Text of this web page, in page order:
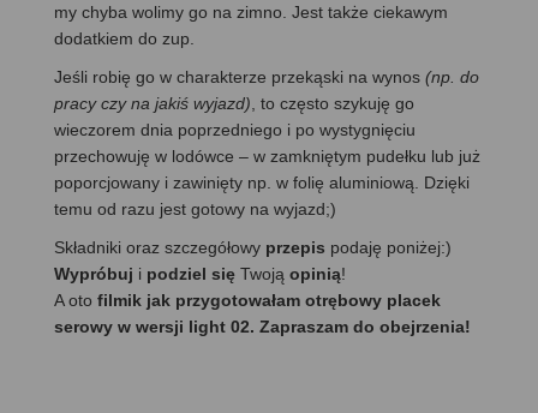
my chyba wolimy go na zimno. Jest także ciekawym
dodatkiem do zup.
Jeśli robię go w charakterze przekąski na wynos (np. do
pracy czy na jakiś wyjazd) , to często szykuję go
wieczorem dnia poprzedniego i po wystygnięciu
przechowuję w lodówce – w zamkniętym pudełku lub już
poporcjowany i zawinięty np. w folię aluminiową. Dzięki
temu od razu jest gotowy na wyjazd;)
Składniki oraz szczegółowy przepis podaję poniżej:)
Wypróbuj i podziel się Twoją opinią!
A oto filmik jak przygotowałam otrębowy placek
serowy w wersji light 02. Zapraszam do obejrzenia!